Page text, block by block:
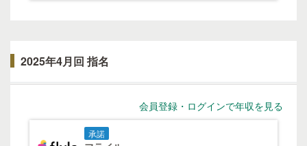
2025年4月回 指名
会員登録・ログインで年収を見る
承諾